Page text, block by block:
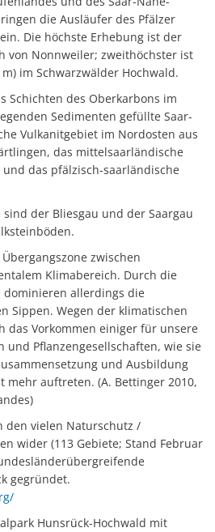
die Ausläufer des Pfälzer
Die höchste Erhebung ist der
von Nonnweiler; zweithöchster ist
im Schwarzwälder Hochwald.
Schichten des Oberkarbons im
Sedimenten gefüllte Saar-
Vulkanitgebiet im Nordosten aus
das mittelsaarländische
das pfälzisch-saarländische
der Bliesgau und der Saargau
zwischen
Klimabereich. Durch die
dominieren allerdings die
Sippen. Wegen der klimatischen
das Vorkommen einiger für unsere
und Pflanzengesellschaften, wie sie
und Ausbildung
mehr auftreten. (A. Bettinger 2010,
den vielen Naturschutz /
wider (113 Gebiete; Stand Februar
gegründet.
Hunsrück-Hochwald mit